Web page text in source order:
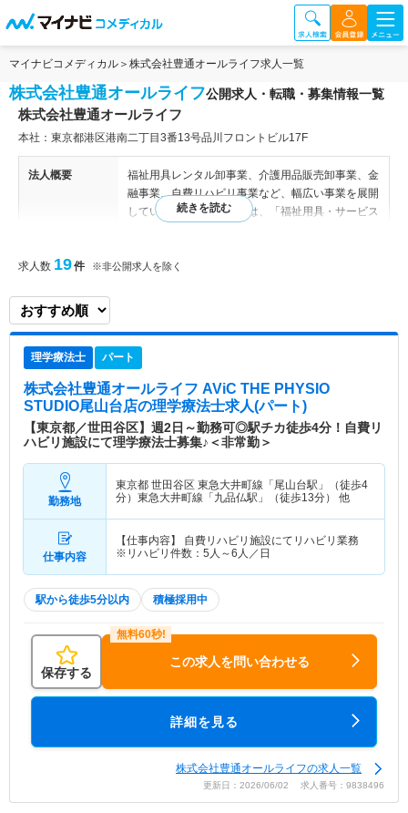
マイナビコメディカル 株式会社豊通オールライフ求人一覧
株式会社豊通オールライフ公開求人・転職・募集情報一覧
株式会社豊通オールライフ
本社：東京都港区港南二丁目3番13号品川フロントビル17F
法人概要
福祉用具レンタル卸事業、介護用品販売卸事業、金
融事業、自費リハビリ事業など、幅広い事業を展開
しています。会社の理念は、「福祉用具・サービス
んでいます。 福祉用具レンタル卸事業では、介護
は専用施設で洗浄・消毒・修理・整備を行い、安全
かつ衛生的な商品として提供しています。 介護用
とする介護用品の販売を行っています。カタログは
全国で累計700万部以上配布されており、公共団体
や医療施設、販売店などに提供されています。 請
求・集金事務支援では、介護報酬の請求・集金業務
を代行しています。介護保険制度における煩雑な業
務をプロのスタッフがサポートし、効率的な業務運
営を実現しています。 施設では、脳血管疾患や整
形疾患などの後遺症の方々を中心にオーダーメード
のリハビリを提供しています。 福祉用具とサービ
スを通じて、全ての皆様の豊かな生活の実現に向け
て貢献しています。将来に向けても高齢化社会の課
題に応えながら、総合介護事業の提供を目指して取
り組んでいます。
ハビリを提供している施設です。 脳卒中や整形疾
患などの後遺症にお悩みの患者様のために、最新の
リハビリ機器を整え、経験豊富な専門スタッフによ
る質の高いリハビリを提供しています。 身体機能
の改善・向上とともに、QOLの向上を目指していま
学療法士として培ってきた経験を存分に生かせる職
求人数 19件 ※非公開求人を除く
理学療法士 パート
株式会社豊通オールライフ AViC THE PHYSIO
STUDIO尾山台店の理学療法士求人(パート)
【東京都／世田谷区】週2日～勤務可◎駅チカ徒歩4分！自費リ
ハビリ施設にて理学療法士募集♪＜非常勤＞
勤務地
東京都 世田谷区 東急大井町線「尾山台駅」（徒歩4
分）東急大井町線「九品仏駅」（徒歩13分） 他
仕事内容
【仕事内容】 自費リハビリ施設にてリハビリ業務
※リハビリ件数：5人～6人／日
駅から徒歩5分以内 積極採用中
保存する
この求人を問い合わせる
詳細を見る
株式会社豊通オールライフの求人一覧
更新日：2026/06/02 求人番号：9838496